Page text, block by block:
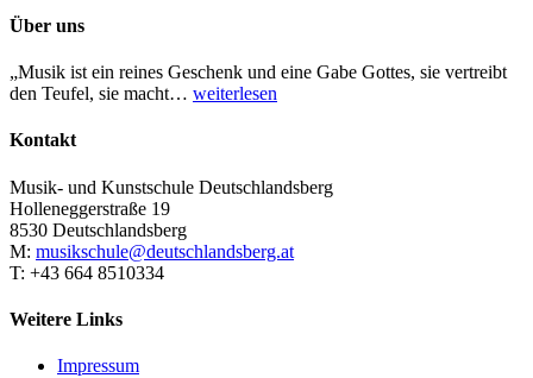
Über uns
„Musik ist ein reines Geschenk und eine Gabe Gottes, sie vertreibt
den Teufel, sie macht… weiterlesen
Kontakt
Musik- und Kunstschule Deutschlandsberg
Holleneggerstraße 19
8530 Deutschlandsberg
M: musikschule@deutschlandsberg.at
T: +43 664 8510334
Weitere Links
Impressum